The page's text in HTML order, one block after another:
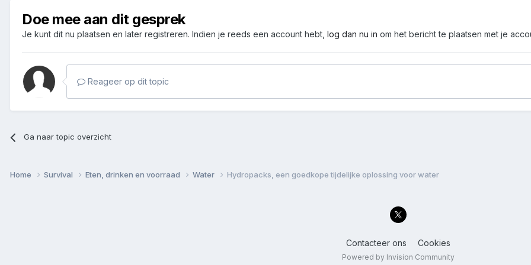
Doe mee aan dit gesprek
Je kunt dit nu plaatsen en later registreren. Indien je reeds een account hebt, log dan nu in om het bericht te plaatsen met je
Reageer op dit topic
Ga naar topic overzicht
Home Survival Eten, drinken en voorraad Water Hydropacks, een goedkope tijdelijke oplossing voor water
Contacteer ons Cookies
Powered by Invision Community